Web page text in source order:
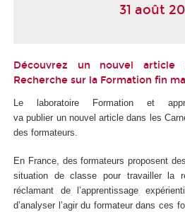
31 août
Découvrez un nouvel article
Recherche sur la Formation fin
Le laboratoire Formation et
va publier un nouvel article dans les
des formateurs.
En France, des formateurs proposent
situation de classe pour travailler la
réclamant de l’apprentissage
d’analyser l’agir du formateur dans ces